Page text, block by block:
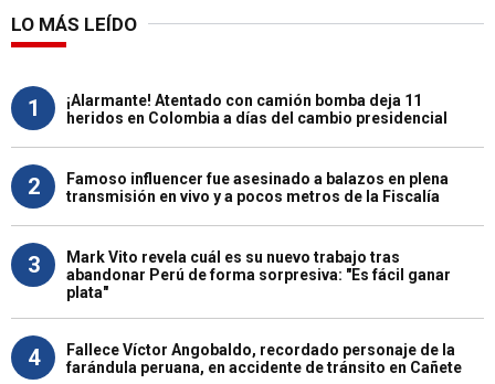
LO MÁS LEÍDO
1
¡Alarmante! Atentado con camión bomba deja 11
heridos en Colombia a días del cambio presidencial
2
Famoso influencer fue asesinado a balazos en plena
transmisión en vivo y a pocos metros de la Fiscalía
3
Mark Vito revela cuál es su nuevo trabajo tras
abandonar Perú de forma sorpresiva: "Es fácil ganar
plata"
4
Fallece Víctor Angobaldo, recordado personaje de la
farándula peruana, en accidente de tránsito en Cañete